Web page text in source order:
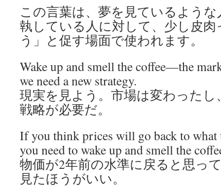
この言葉は、夢を見ているよう
執している人に対して、少し皮
う」と促す場面で使われます。
Wake up and smell the coffee—the
we need a new strategy.
現実を見よう。市場は変わった
戦略が必要だ。
If you think prices will go back to what
you need to wake up and smell the
物価が2年前の水準に戻ると思っ
見たほうがいい。